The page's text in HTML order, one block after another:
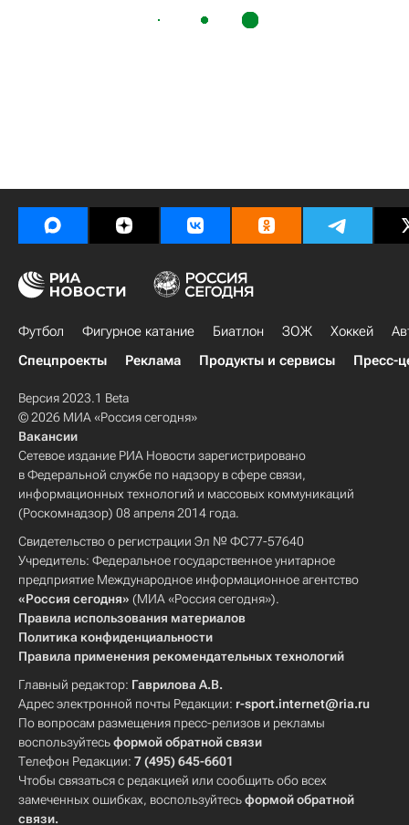
Футбол Фигурное катание Биатлон ЗОЖ Хоккей
Спецпроекты
Реклама Продукты и сервисы Пресс-
Версия 2023.1 Beta
© 2026 МИА «Россия сегодня»
Вакансии
Сетевое издание РИА Новости зарегистрировано
в Федеральной службе по надзору в сфере связи,
информационных технологий и массовых коммуникаций
(Роскомнадзор) 08 апреля 2014 года.
Свидетельство о регистрации Эл № ФС77-57640
Учредитель: Федеральное государственное унитарное
предприятие Международное информационное агентство
«Россия сегодня» (МИА «Россия сегодня»).
Правила использования материалов
Политика конфиденциальности
Правила применения рекомендательных технологий
Главный редактор: Гаврилова А.В.
Адрес электронной почты Редакции: r-sport.internet@ria.ru
По вопросам размещения пресс-релизов и рекламы
воспользуйтесьформой обратной связи
Телефон Редакции: 7 (495) 645-6601
Чтобы связаться с редакцией или сообщить обо всех
замеченных ошибках, воспользуйтесьформой обратной
связи.